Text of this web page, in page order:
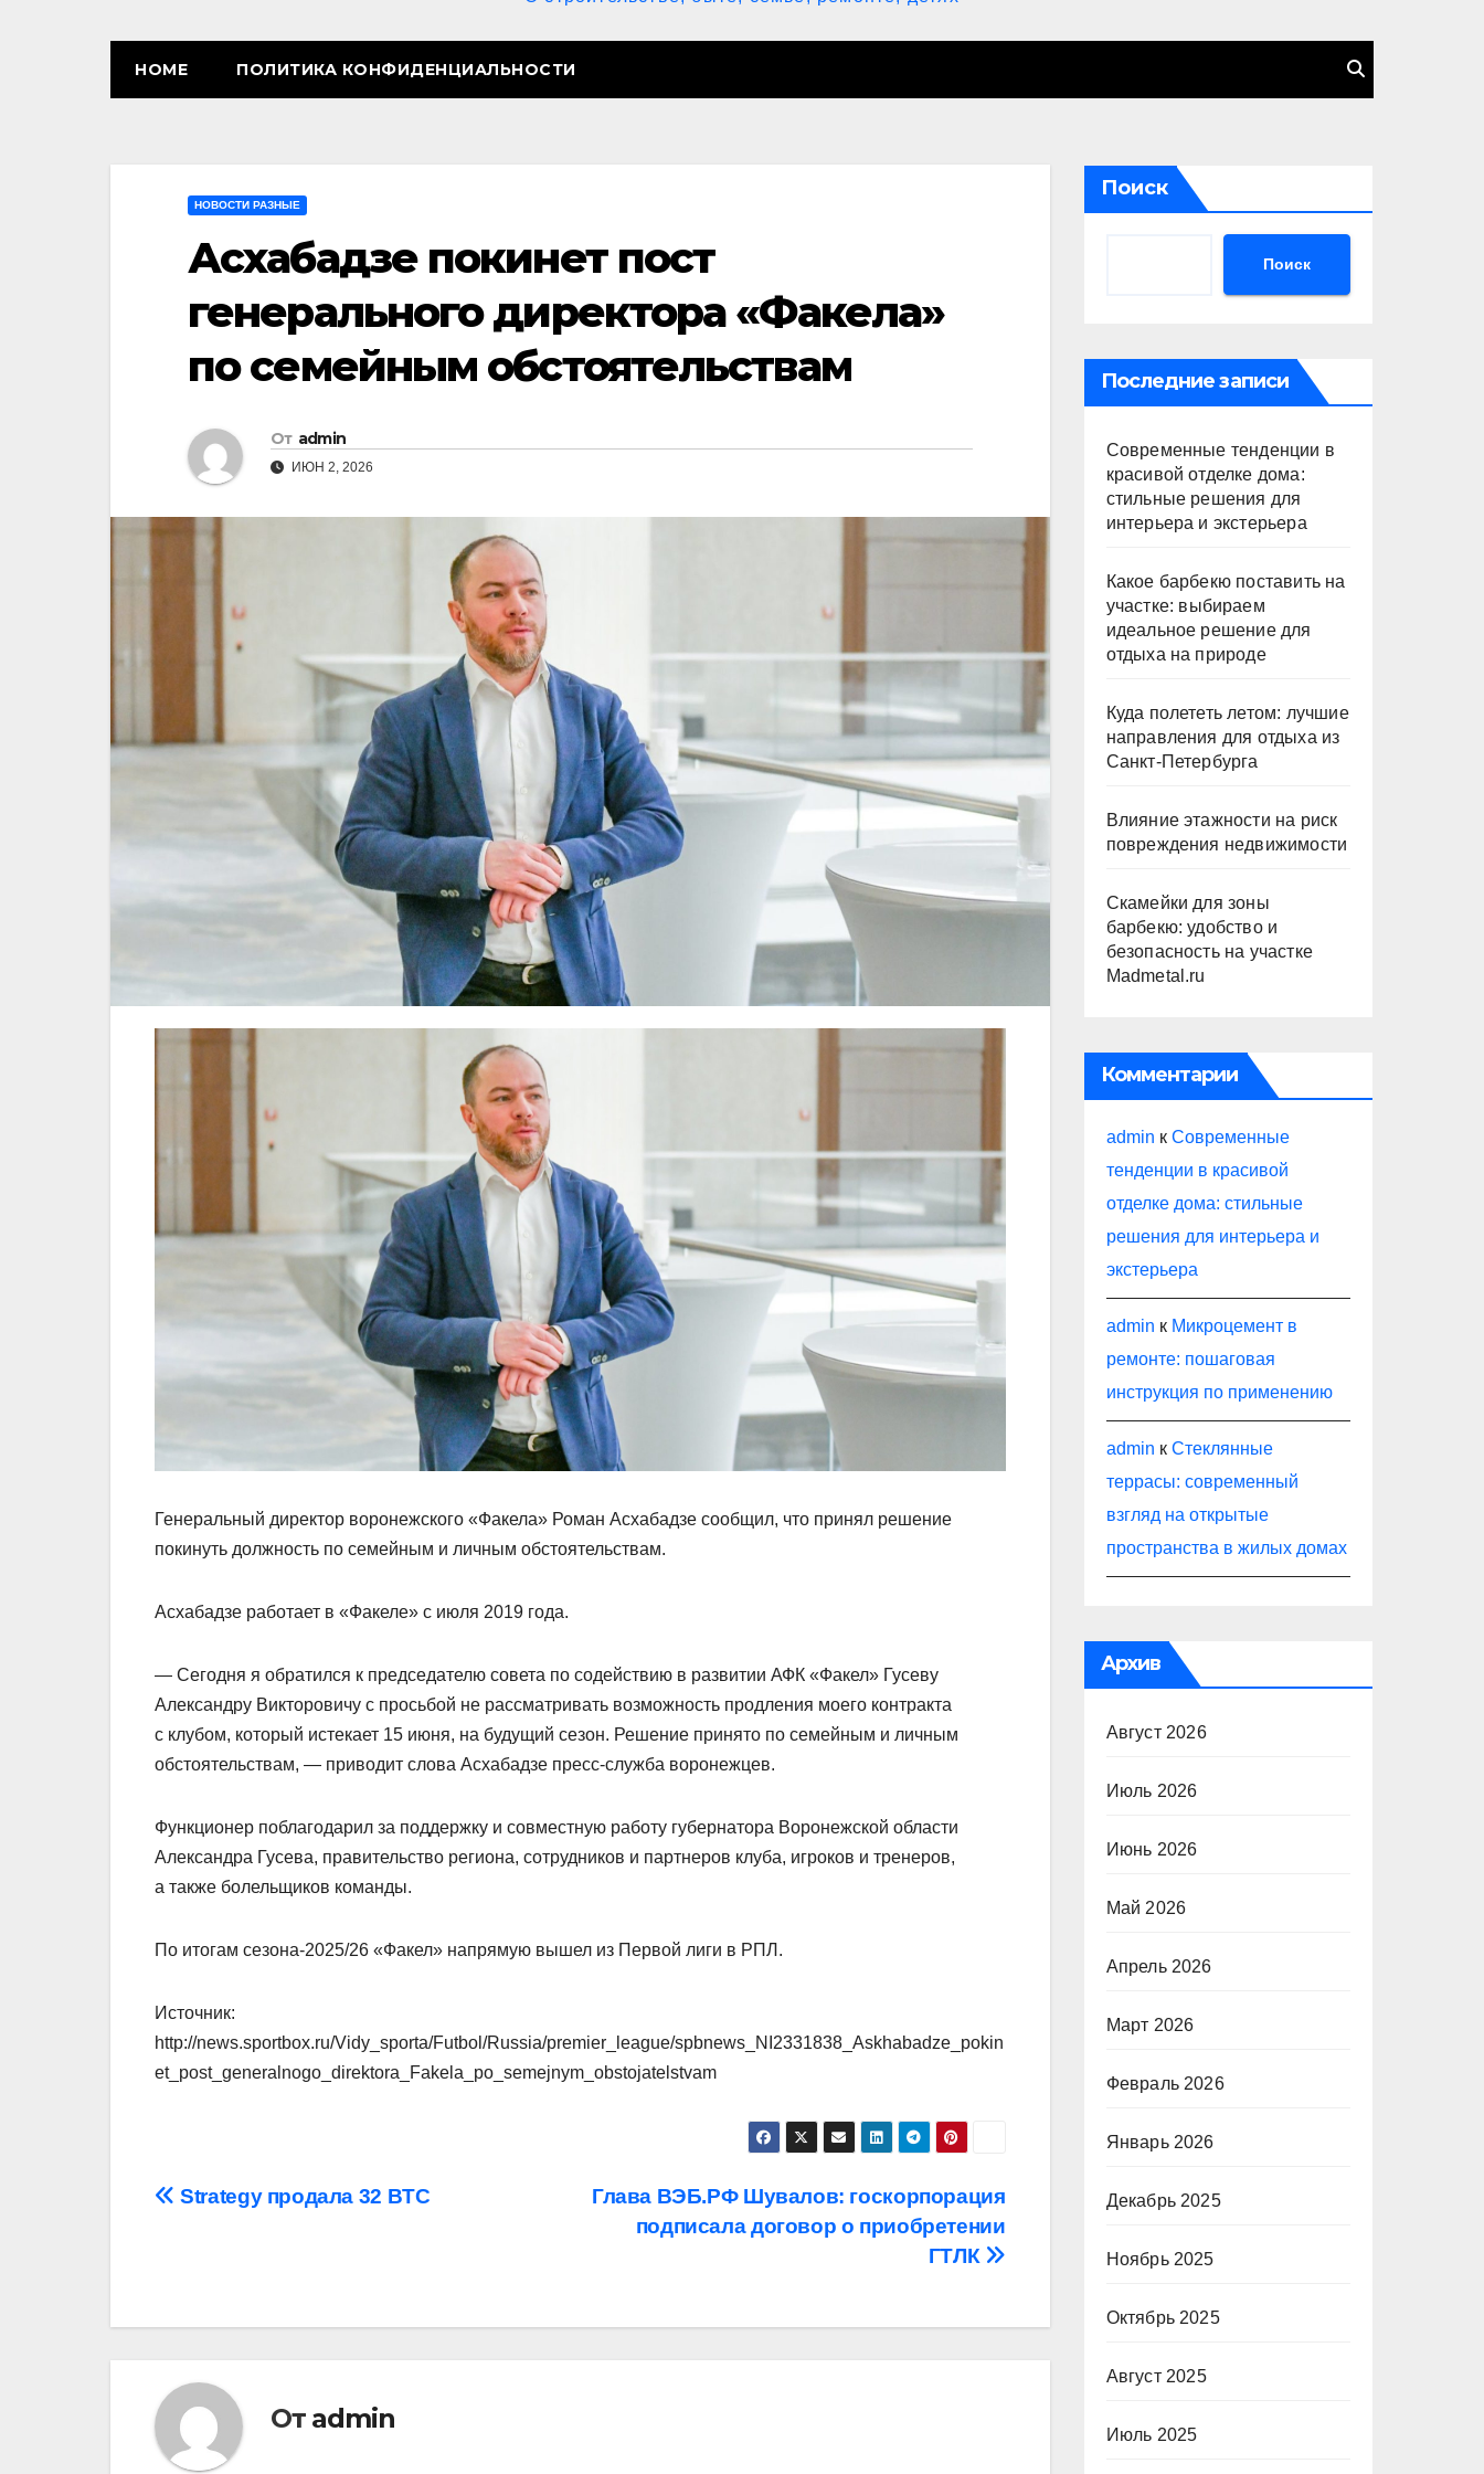
HOME ПОЛИТИКА КОНФИДЕНЦИАЛЬНОСТИ
НОВОСТИ РАЗНЫЕ
Асхабадзе покинет пост
генерального директора «Факела»
по семейным обстоятельствам
От admin
ИЮН 2, 2026
Генеральный директор воронежского «Факела» Роман Асхабадзе сообщил, что принял решение
покинуть должность по семейным и личным обстоятельствам.
Асхабадзе работает в «Факеле» с июля 2019 года.
— Сегодня я обратился к председателю совета по содействию в развитии АФК «Факел» Гусеву
Александру Викторовичу с просьбой не рассматривать возможность продления моего контракта
с клубом, который истекает 15 июня, на будущий сезон. Решение принято по семейным и личным
обстоятельствам, — приводит слова Асхабадзе пресс‑служба воронежцев.
Функционер поблагодарил за поддержку и совместную работу губернатора Воронежской области
Александра Гусева, правительство региона, сотрудников и партнеров клуба, игроков и тренеров,
а также болельщиков команды.
По итогам сезона‑2025/26 «Факел» напрямую вышел из Первой лиги в РПЛ.
Источник:
http://news.sportbox.ru/Vidy_sporta/Futbol/Russia/premier_league/spbnews_NI2331838_Askhabadze_pokin
et_post_generalnogo_direktora_Fakela_po_semejnym_obstojatelstvam
Навигация
Глава ВЭБ.РФ Шувалов: госкорпорация
подписала договор о приобретении
ГТЛК
Strategy продала 32 BTC
От admin
Поиск
Поиск
Последние записи
Современные тенденции в
красивой отделке дома:
стильные решения для
интерьера и экстерьера
Какое барбекю поставить на
участке: выбираем
идеальное решение для
отдыха на природе
Куда полететь летом: лучшие
направления для отдыха из
Санкт-Петербурга
Влияние этажности на риск
повреждения недвижимости
Скамейки для зоны
барбекю: удобство и
безопасность на участке
Madmetal.ru
Комментарии
admin к Современные
тенденции в красивой
отделке дома: стильные
решения для интерьера и
экстерьера
admin к Микроцемент в
ремонте: пошаговая
инструкция по применению
admin к Стеклянные
террасы: современный
взгляд на открытые
пространства в жилых домах
Архив
Август 2026
Июль 2026
Июнь 2026
Май 2026
Апрель 2026
Март 2026
Февраль 2026
Январь 2026
Декабрь 2025
Ноябрь 2025
Октябрь 2025
Август 2025
Июль 2025